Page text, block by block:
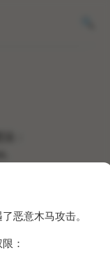
in.
恶意木马攻击。
：